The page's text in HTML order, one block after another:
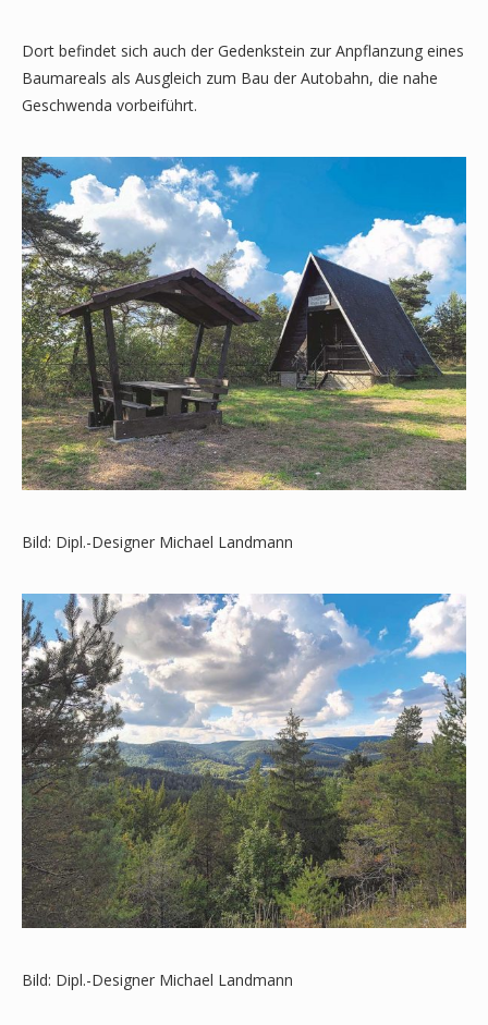
Dort befindet sich auch der Gedenkstein zur Anpflanzung eines
Baumareals als Ausgleich zum Bau der Autobahn, die nahe
Geschwenda vorbeiführt.
Bild: Dipl.-Designer Michael Landmann
Bild: Dipl.-Designer Michael Landmann